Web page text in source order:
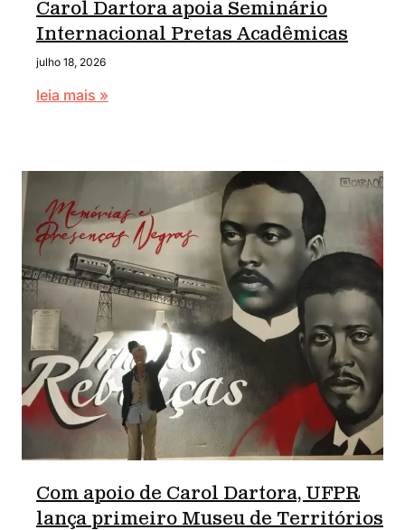
Carol Dartora apoia Seminário
Internacional Pretas Acadêmicas
julho 18, 2026
leia mais »
Com apoio de Carol Dartora, UFPR
lança primeiro Museu de Territórios